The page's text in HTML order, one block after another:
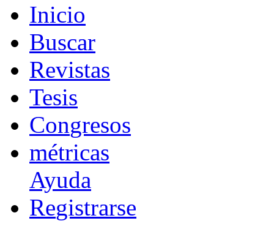
Inicio
Buscar
Revistas
Tesis
Congresos
métricas
Ayuda
Registrarse